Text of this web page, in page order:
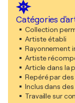
Catégories
Collection
Artiste établi
Rayonnement
Artiste
Article dans la
Repéré par
Inclus dans
Travaille sur